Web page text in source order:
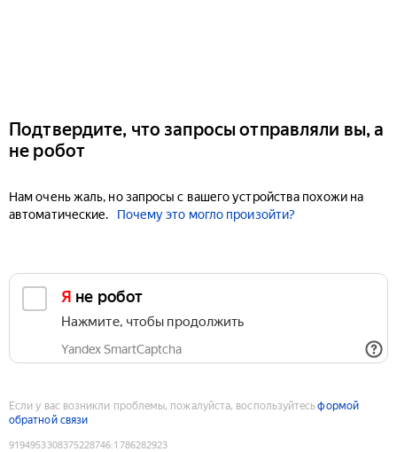
Подтвердите, что запросы отправляли вы, а
не робот
Нам очень жаль, но запросы с вашего устройства похожи на
автоматические.
Почему это могло произойти?
Я не робот
Нажмите, чтобы продолжить
Yandex SmartCaptcha
Если у вас возникли проблемы, пожалуйста, воспользуйтесьформой
обратной связи
9194953308375228746:1786282923